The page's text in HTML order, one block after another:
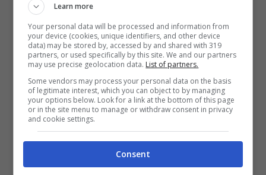
compagine madrilena del Rayo Vallecano
Tornando in casa Roma, ad assistere alla
vittoria tinta di giallorosso contro la Lazio
c’era pure la già citata Chanel Totti.
E lei era in compagnia di una ragazza bella
al pari del suo apparire. Ad urlare a
squarciagola per la Roma accanto a Chanel
Learn more
Your personal data will be processed and information from
your device (cookies, unique identifiers, and other device
data) may be stored by, accessed by and shared with 319
partners, or used specifically by this site. We and our partners
may use precise geolocation data. List of partners.
Some vendors may process your personal data on the basis
of legitimate interest, which you can object to by managing
your options below. Look for a link at the bottom of this page
or in the site menu to manage or withdraw consent in privacy
and cookie settings.
Consent